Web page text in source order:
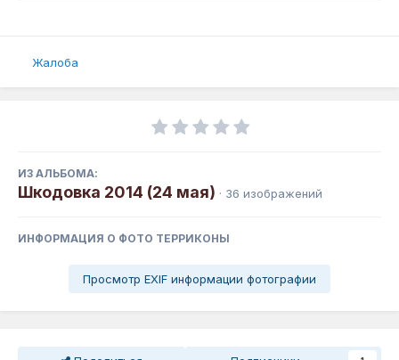
Жалоба
ИЗ АЛЬБОМА:
Шкодовка 2014 (24 мая) · 36 изображений
ИНФОРМАЦИЯ О ФОТО ТЕРРИКОНЫ
Просмотр EXIF информации фотографии